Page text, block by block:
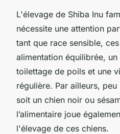
L'élevage de Shiba Inu
nécessite une attention
tant que race sensible,
alimentation équilibrée,
toilettage de poils et une
régulière. Par ailleurs,
soit un chien noir ou
l’alimentaire joue
l'élevage de ces chiens.